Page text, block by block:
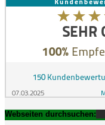
Webseiten durchsuchen: